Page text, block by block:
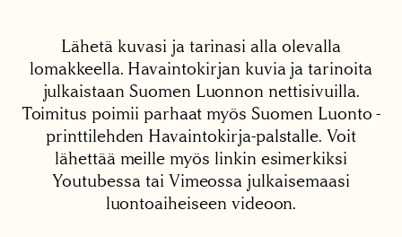
Lähetä kuvasi ja tarinasi alla olevalla
lomakkeella. Havaintokirjan kuvia ja tarinoita
julkaistaan Suomen Luonnon nettisivuilla.
Toimitus poimii parhaat myös Suomen Luonto -
printtilehden Havaintokirja-palstalle. Voit
lähettää meille myös linkin esimerkiksi
Youtubessa tai Vimeossa julkaisemaasi
luontoaiheiseen videoon.